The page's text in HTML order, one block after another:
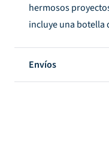
hermosos
incluye una botella
Envíos